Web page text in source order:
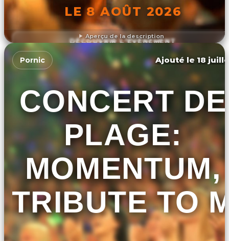
Aperçu de la description
LE 8 AOÛT 2026
DÉCOUVRIR L'ÉVÉNEMENT
Pornic Ajouté le 18
CONCERT DE
PLAGE:
MOMENTUM,
TRIBUTE TO